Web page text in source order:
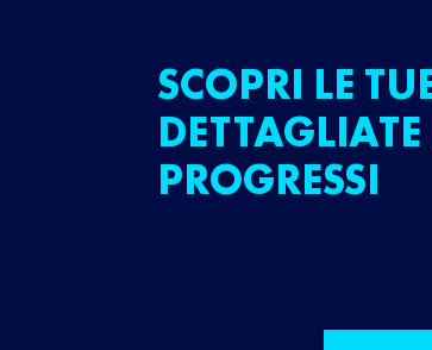
SCOPRI LE
PROGRESSI